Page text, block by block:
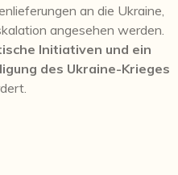
an die Ukraine,
angesehen werden.
Initiativen und ein
des Ukraine-Krieges